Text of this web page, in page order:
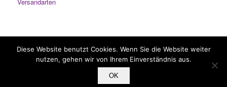
Diese Website benutzt Cookies. Wenn Sie die Website weiter
nutzen, gehen wir von Ihrem Einverständnis aus.
OK